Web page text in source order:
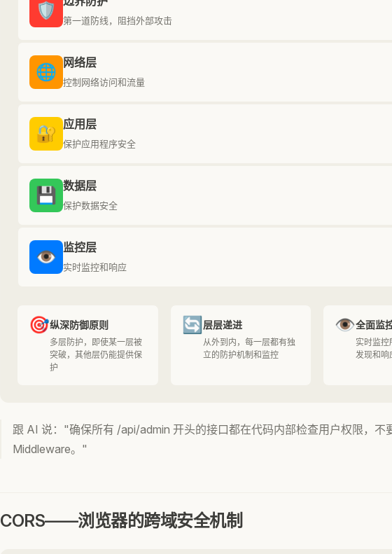
🛡️ 第一道防线，阻挡外部攻击
🌐 网络层
控制网络访问和流量
🔐 应用层
保护应用程序安全
💾 数据层
保护数据安全
👁️ 监控层
实时监控和响应
🎯纵深防御原则
多层防护，即使某一层被
突破，其他层仍能提供保
护
🔄 层层递进
从外到内，每一层都有独
立的防护机制和监控
👁️全面监
实时监控
发现和响
跟 AI 说："确保所有 /api/admin 开头的接口都在代码内部检查用户权限，不
Middleware。"
CORS——浏览器的跨域安全机制